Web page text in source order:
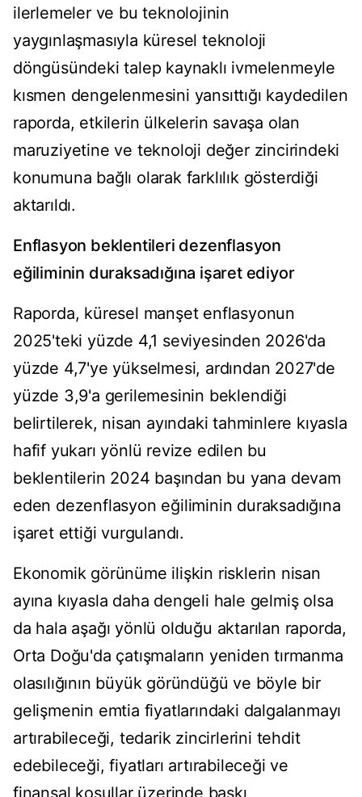
ilerlemeler ve bu teknolojinin
yaygınlaşmasıyla küresel teknoloji
döngüsündeki talep kaynaklı ivmelenmeyle
kısmen dengelenmesini yansıttığı kaydedilen
raporda, etkilerin ülkelerin savaşa olan
maruziyetine ve teknoloji değer zincirindeki
konumuna bağlı olarak farklılık gösterdiği
aktarıldı.
Enflasyon beklentileri dezenflasyon
eğiliminin duraksadığına işaret ediyor
Raporda, küresel manşet enflasyonun
2025'teki yüzde 4,1 seviyesinden 2026'da
yüzde 4,7'ye yükselmesi, ardından 2027'de
yüzde 3,9'a gerilemesinin beklendiği
belirtilerek, nisan ayındaki tahminlere kıyasla
hafif yukarı yönlü revize edilen bu
beklentilerin 2024 başından bu yana devam
eden dezenflasyon eğiliminin duraksadığına
işaret ettiği vurgulandı.
Ekonomik görünüme ilişkin risklerin nisan
ayına kıyasla daha dengeli hale gelmiş olsa
da hala aşağı yönlü olduğu aktarılan raporda,
Orta Doğu'da çatışmaların yeniden tırmanma
olasılığının büyük göründüğü ve böyle bir
gelişmenin emtia fiyatlarındaki dalgalanmayı
artırabileceği, tedarik zincirlerini tehdit
edebileceği, fiyatları artırabileceği ve